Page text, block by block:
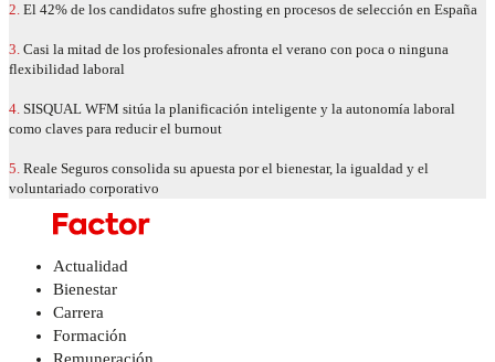
2. El 42% de los candidatos sufre ghosting en procesos de selección en España
3. Casi la mitad de los profesionales afronta el verano con poca o ninguna
flexibilidad laboral
4. SISQUAL WFM sitúa la planificación inteligente y la autonomía laboral
como claves para reducir el burnout
5. Reale Seguros consolida su apuesta por el bienestar, la igualdad y el
voluntariado corporativo
Actualidad
Bienestar
Carrera
Formación